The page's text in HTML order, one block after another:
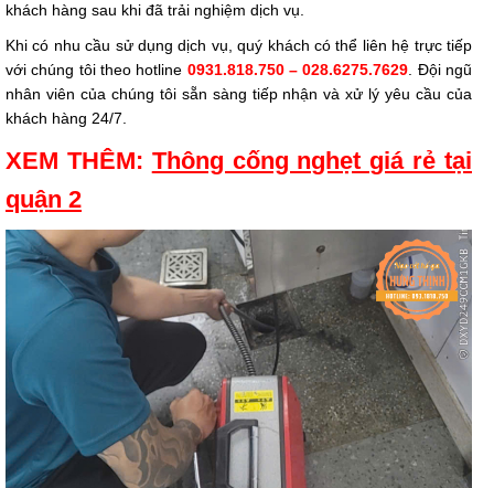
khách hàng sau khi đã trải nghiệm dịch vụ.
Khi có nhu cầu sử dụng dịch vụ, quý khách có thể liên hệ trực tiếp
với chúng tôi theo hotline 0931.818.750 – 028.6275.7629. Đội ngũ
nhân viên của chúng tôi sẵn sàng tiếp nhận và xử lý yêu cầu của
khách hàng 24/7.
XEM THÊM: Thông cống nghẹt giá rẻ tại
quận 2